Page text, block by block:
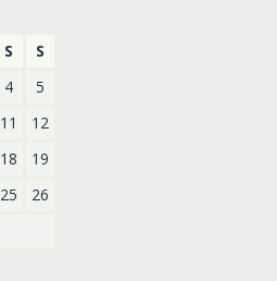
S
S
4
5
11
12
18
19
25
26